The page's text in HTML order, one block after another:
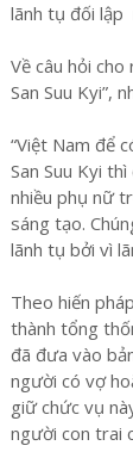
lãnh tụ đối lập
Về câu hỏi
San Suu Kyi”,
“Việt Nam để
San Suu Kyi
nhiều phụ nữ
sáng tạo.
lãnh tụ bởi vì
Theo hiến
thành tổng
đã đưa vào
người có vợ
giữ chức vụ
người con trai